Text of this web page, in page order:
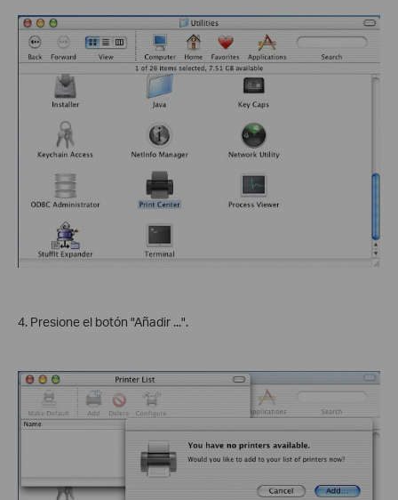
4. Presione el botón "Añadir ...".